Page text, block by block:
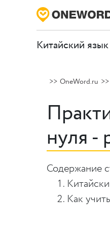
Китайский язык
OneWord.ru
нуля -
Содержание
Как